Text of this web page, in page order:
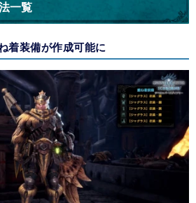
一覧
着装備が作成可能に